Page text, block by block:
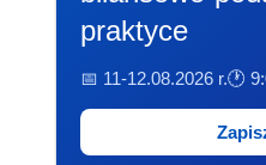
praktyce
📅 11-12.08.2026 r.🕐